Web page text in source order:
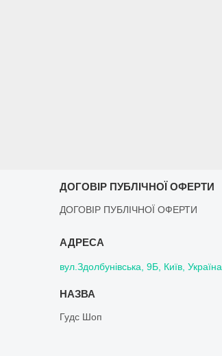
ДОГОВІР ПУБЛІЧНОЇ ОФЕРТИ
ДОГОВІР ПУБЛІЧНОЇ ОФЕРТИ
вул.Здолбунівська, 9Б, Київ, Україна
Гудс Шоп